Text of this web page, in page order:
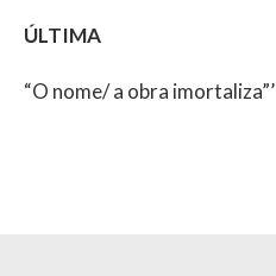
ÚLTIMA
“O nome/ a obra imortaliza”’